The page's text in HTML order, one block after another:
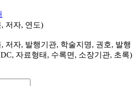
저자, 연도)
저자, 발행기관, 학술지명, 권호, 발행
자료형태, 수록면, 소장기관, 초록)